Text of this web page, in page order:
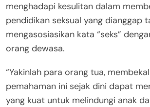
menghadapi kesulitan dalam
pendidikan seksual yang dianggap
mengasosiasikan kata “seks”
orang dewasa.
“Yakinlah para orang tua,
pemahaman ini sejak dini dapat
yang kuat untuk melindungi anak